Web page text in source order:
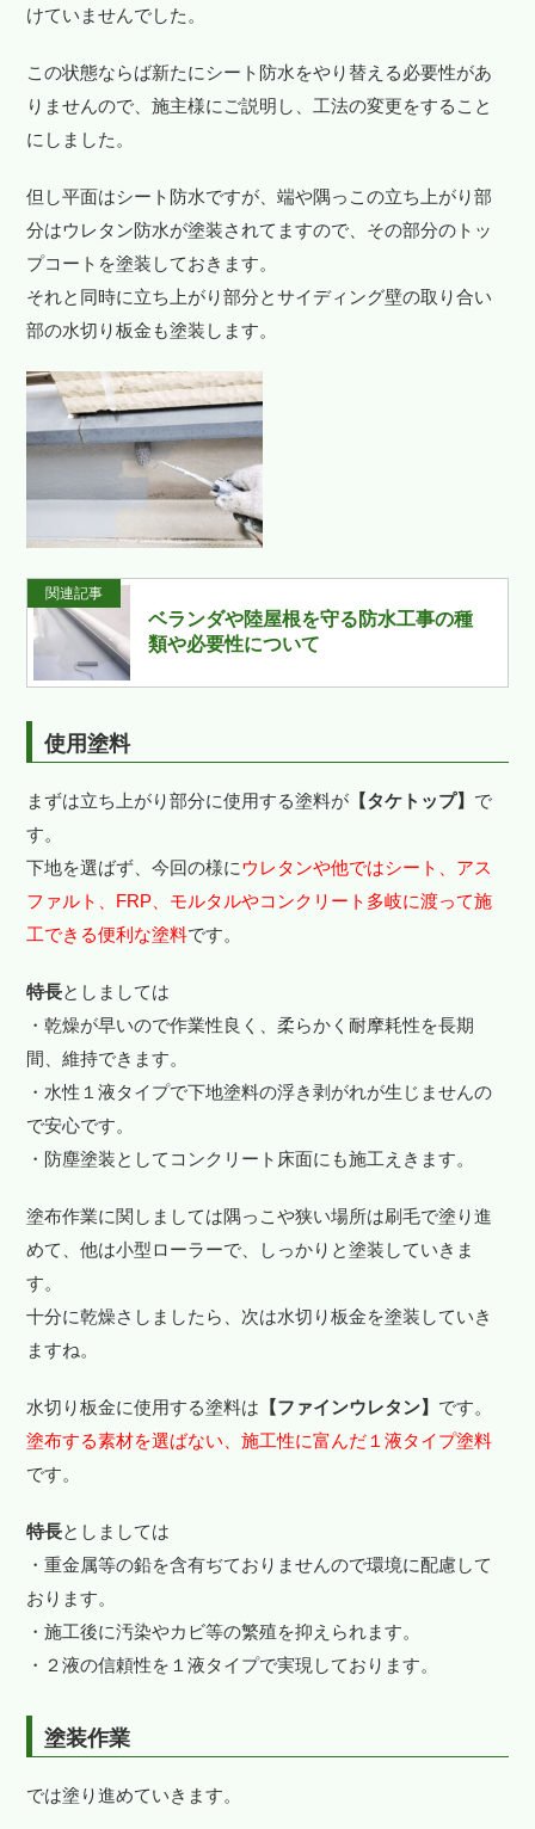
けていませんでした。
この状態ならば新たにシート防水をやり替える必要性があ
りませんので、施主様にご説明し、工法の変更をすること
にしました。
但し平面はシート防水ですが、端や隅っこの立ち上がり部
分はウレタン防水が塗装されてますので、その部分のトッ
プコートを塗装しておきます。
それと同時に立ち上がり部分とサイディング壁の取り合い
部の水切り板金も塗装します。
関連記事
ベランダや陸屋根を守る防水工事の種
類や必要性について
使用塗料
まずは立ち上がり部分に使用する塗料が 【タケトップ】 で
す。
下地を選ばず、今回の様にウレタンや他ではシート、アス
ファルト、FRP、モルタルやコンクリート多岐に渡って施
工できる便利な塗料です。
特長としましては
・乾燥が早いので作業性良く、柔らかく耐摩耗性を長期
間、維持できます。
・水性１液タイプで下地塗料の浮き剥がれが生じませんの
で安心です。
・防塵塗装としてコンクリート床面にも施工えきます。
塗布作業に関しましては隅っこや狭い場所は刷毛で塗り進
めて、他は小型ローラーで、しっかりと塗装していきま
す。
十分に乾燥さしましたら、次は水切り板金を塗装していき
ますね。
水切り板金に使用する塗料は 【ファインウレタン】 です。
塗布する素材を選ばない、施工性に富んだ１液タイプ塗料
です。
特長としましては
・重金属等の鉛を含有ぢておりませんので環境に配慮して
おります。
・施工後に汚染やカビ等の繁殖を抑えられます。
・２液の信頼性を１液タイプで実現しております。
塗装作業
では塗り進めていきます。